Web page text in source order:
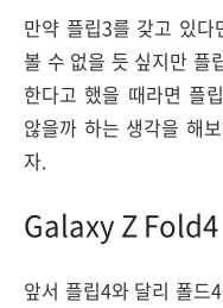
만약 플립3를 갖고 있
볼 수 없을 듯 싶지만 플
한다고 했을 때라면 플
않을까 하는 생각을 해
자.
Galaxy Z Fold4
앞서 플립4와 달리 폴드